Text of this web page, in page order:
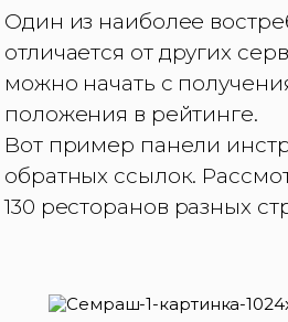
Один из наиболее
отличается от других
можно начать с
положения в рейтинге.
Вот пример панели
обратных ссылок.
130 ресторанов разных